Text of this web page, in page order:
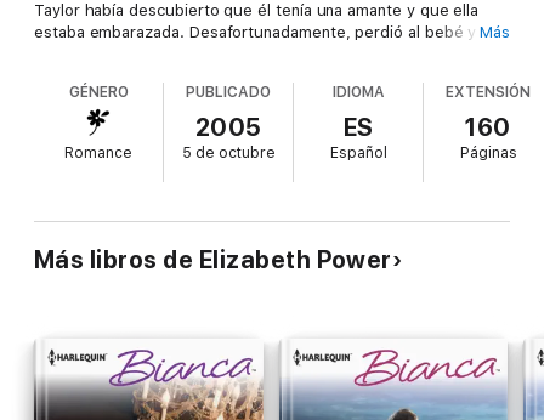
Taylor había descubierto que él tenía una amante y que ella
estaba embarazada. Desafortunadamente, perdió al bebé y a
hecho, no le concedería el divorcio a menos que hiciera lo que
le pedía. Aunque Taylor jamás podría olvidar el dolor que la
había obligado a separarse de Jared, sabía que no podría
resistirse mucho tiempo a la atracción que sentía hacia él.
Más
GÉNERO
Romance
PUBLICADO
2005
5 de octubre
IDIOMA
ES
Español
EXTENSIÓN
160
Páginas
Más libros de Elizabeth Power